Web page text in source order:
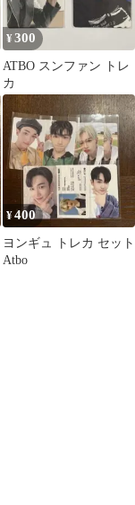
¥300
ATBO スンファン トレ
カ
¥400
ヨンギュ トレカ セット
Atbo